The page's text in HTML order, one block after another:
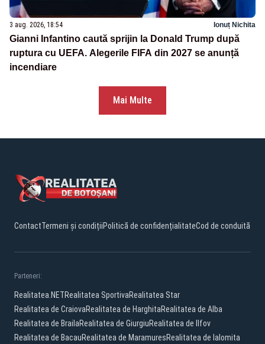
3 aug. 2026, 18:54 Ionuț Nichita
Gianni Infantino caută sprijin la Donald Trump după
ruptura cu UEFA. Alegerile FIFA din 2027 se anunță
incendiare
Mai Multe
ContactTermeni și condițiiPolitică de confidențialitateCod de conduită
Parteneri:
Realitatea.NETRealitatea SportivaRealitatea Star
Realitatea de CraiovaRealitatea de HarghitaRealitatea de Alba
Realitatea de BrailaRealitatea de GiurgiuRealitatea de Ilfov
Realitatea de BacauRealitatea de MaramuresRealitatea de Ialomita